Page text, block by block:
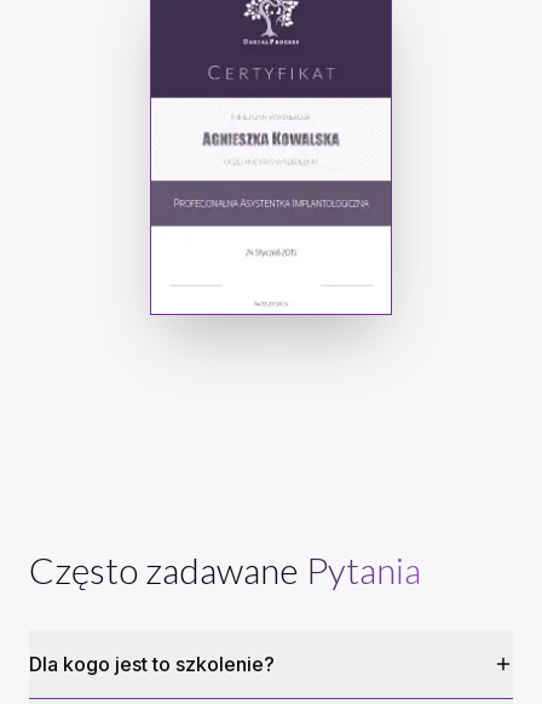
Często zadawane Pytania
Dla kogo jest to szkolenie?